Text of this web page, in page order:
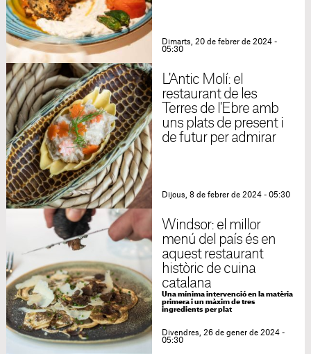
Dimarts, 20 de febrer de 2024 -
05:30
L'Antic Molí: el
restaurant de les
Terres de l'Ebre amb
uns plats de present i
de futur per admirar
Dijous, 8 de febrer de 2024 - 05:30
Windsor: el millor
menú del país és en
aquest restaurant
històric de cuina
catalana
Una mínima intervenció en la matèria
primera i un màxim de tres
ingredients per plat
Divendres, 26 de gener de 2024 -
05:30